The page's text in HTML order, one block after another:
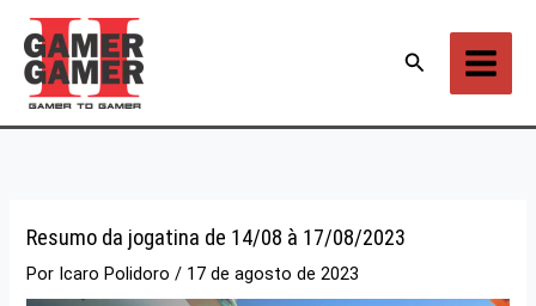
para
conteúdo
Pesquisar
Resumo da jogatina de 14/08 à 17/08/2023
Por Icaro Polidoro/ 17 de agosto de 2023